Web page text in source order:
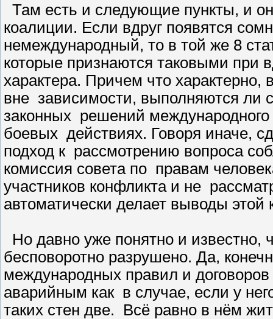
Там есть и следующие пункты, и
коалиции. Если вдруг появятся
немеждународный, то в той же 8
которые признаются таковыми при
характера. Причем что
вне зависимости, выполняются ли
законных решений
боевых действиях. Говоря иначе,
подход к рассмотрению вопроса
комиссия совета по правам
участников конфликта и не
автоматически делает выводы
Но давно уже понятно и известно,
бесповоротно разрушено. Да,
международных правил и
аварийным как в случае, если у
таких стен две. Всё равно в нём